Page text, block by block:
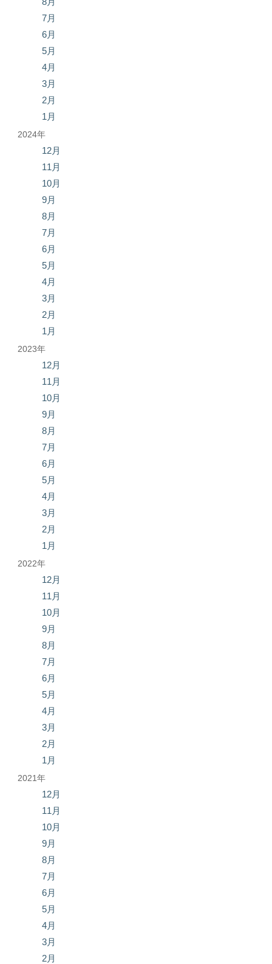
7月
6月
5月
4月
3月
2月
1月
2024年
12月
11月
10月
9月
8月
7月
6月
5月
4月
3月
2月
1月
2023年
12月
11月
10月
9月
8月
7月
6月
5月
4月
3月
2月
1月
2022年
12月
11月
10月
9月
8月
7月
6月
5月
4月
3月
2月
1月
2021年
12月
11月
10月
9月
8月
7月
6月
5月
4月
3月
2月